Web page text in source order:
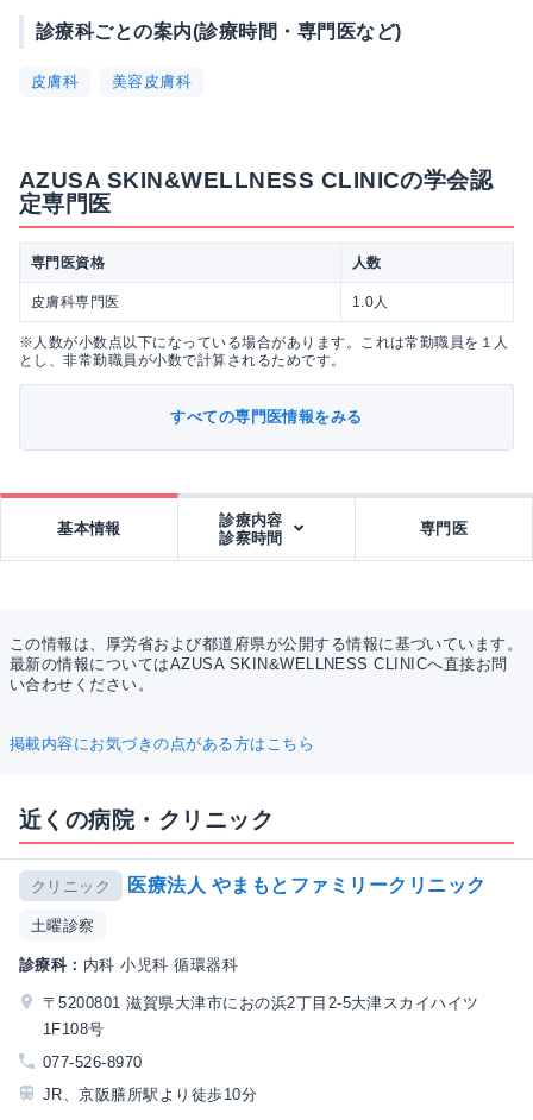
診療科ごとの案内(診療時間・専門医など)
皮膚科 美容皮膚科
AZUSA SKIN&WELLNESS CLINICの学会認
定専門医
専門医資格 人数
皮膚科専門医 1.0人
※人数が小数点以下になっている場合があります。これは常勤職員を１人
とし、非常勤職員が小数で計算されるためです。
すべての専門医情報をみる
基本情報
診療内容
診察時間
専門医
この情報は、厚労省および都道府県が公開する情報に基づいています。
最新の情報についてはAZUSA SKIN&WELLNESS CLINICへ直接お問
い合わせください。
掲載内容にお気づきの点がある方はこちら
近くの病院・クリニック
クリニック 医療法人 やまもとファミリークリニック
土曜診察
診療科： 内科 小児科 循環器科
〒5200801 滋賀県大津市におの浜2丁目2-5大津スカイハイツ
1F108号
077-526-8970
JR、京阪膳所駅より徒歩10分